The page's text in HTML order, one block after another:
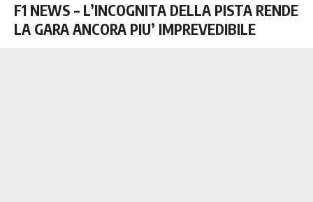
F1 NEWS – L’INCOGNITA DELLA PISTA RENDE
LA GARA ANCORA PIU’ IMPREVEDIBILE